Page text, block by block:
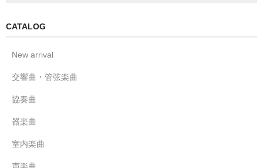
CATALOG
New arrival
交響曲・管弦楽曲
協奏曲
器楽曲
室内楽曲